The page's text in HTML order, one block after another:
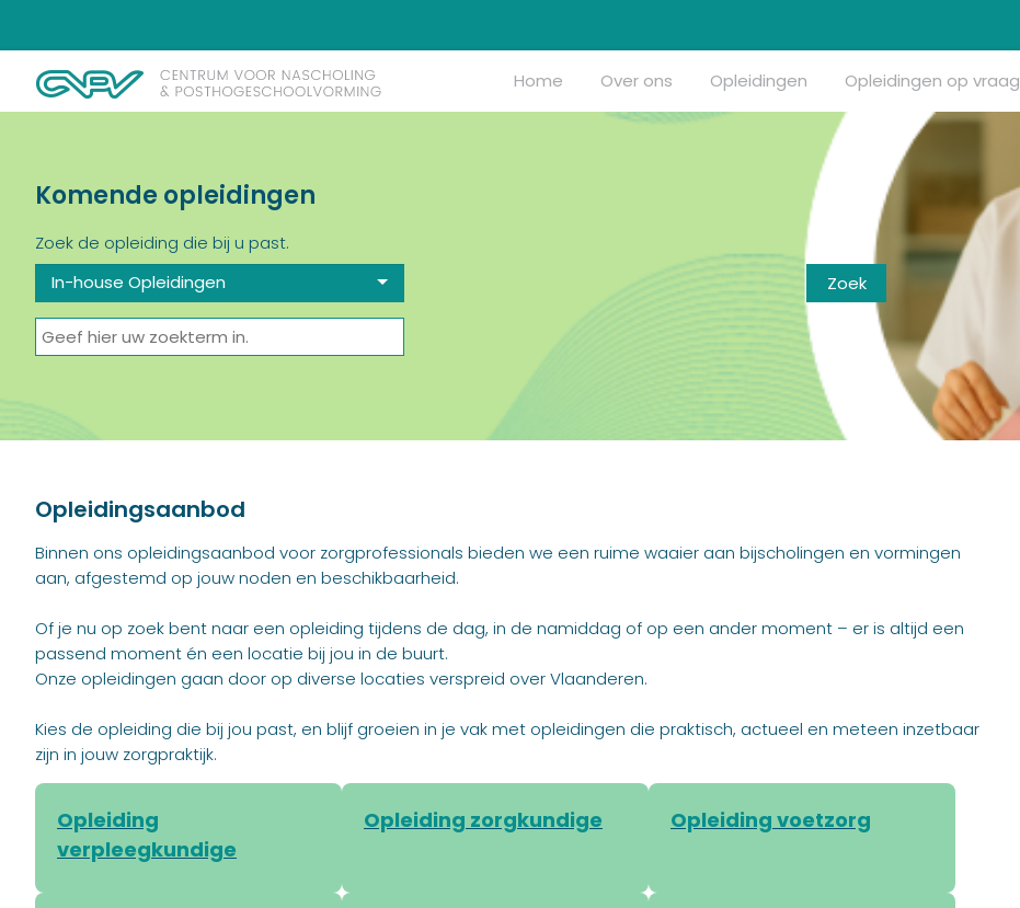
Home Over ons Opleidingen Opleidingen op vraag
Komende opleidingen
Zoek de opleiding die bij u past.
In-house Opleidingen
Opleidingsaanbod
Binnen ons opleidingsaanbod voor zorgprofessionals bieden we een ruime waaier aan bijscholingen en vormingen
aan, afgestemd op jouw noden en beschikbaarheid.
Of je nu op zoek bent naar een opleiding tijdens de dag, in de namiddag of op een ander moment – er is altijd een
passend moment én een locatie bij jou in de buurt.
Onze opleidingen gaan door op diverse locaties verspreid over Vlaanderen.
Kies de opleiding die bij jou past, en blijf groeien in je vak met opleidingen die praktisch, actueel en meteen inzetbaar
zijn in jouw zorgpraktijk.
Opleiding
verpleegkundige
Opleiding zorgkundige Opleiding voetzorg